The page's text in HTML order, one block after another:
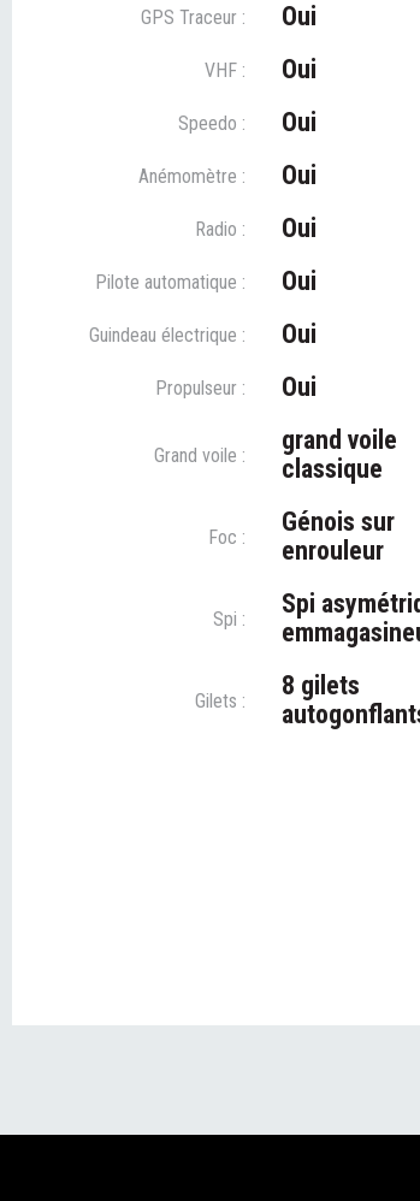
GPS Traceur : Oui
VHF : Oui
Speedo : Oui
Anémomètre : Oui
Radio : Oui
Pilote automatique : Oui
Guindeau électrique : Oui
Propulseur : Oui
Grand voile :
grand voile
classique
Foc :
Génois sur
enrouleur
Spi :
Spi
Gilets :
8 gilets